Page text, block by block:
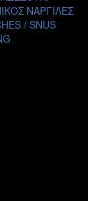
CLUB
ΝΑΡΓΙΛΕΣ
/ SNUS